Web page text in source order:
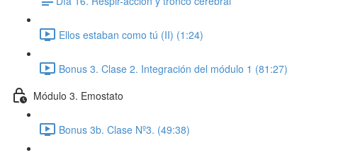
Ellos estaban como tú (II) (1:24)
Bonus 3. Clase 2. Integración del módulo 1 (81:27)
Módulo 3. Emostato
Bonus 3b. Clase Nº3. (49:38)